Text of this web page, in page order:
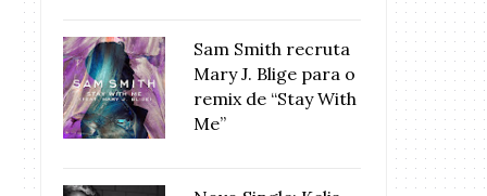
Sam Smith recruta
Mary J. Blige para o
remix de “Stay With
Me”